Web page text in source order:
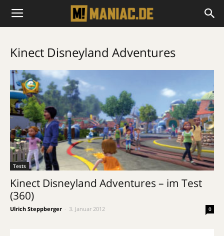
Kinect Disneyland Adventures
Tests
Kinect Disneyland Adventures – im Test
(360)
Ulrich Steppberger 3. Januar 2012 0